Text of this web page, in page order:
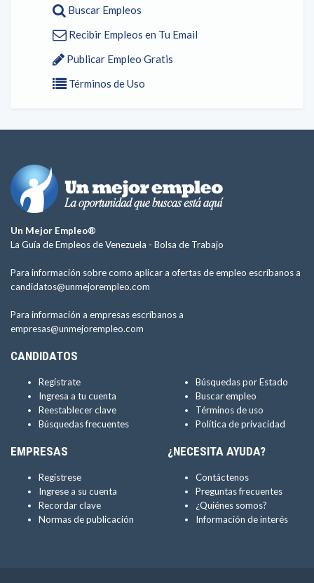
Buscar Empleos
Recibir Empleos en Tu Email
Publicar Empleo Gratis
Términos de Uso
Un Mejor Empleo®
La Guía de Empleos de Venezuela - Bolsa de Trabajo
Para información sobre como aplicar a ofertas de empleo escríbanos a
candidatos@unmejorempleo.com
Para información a empresas escríbanos a
empresas@unmejorempleo.com
CANDIDATOS
Regístrate
Ingresa a tu cuenta
Reestablecer clave
Búsquedas frecuentes
Búsquedas por Estado
Buscar empleo
Términos de uso
Política de privacidad
EMPRESAS
Regístrese
Ingrese a su cuenta
Recordar clave
Normas de publicación
¿NECESITA AYUDA?
Contáctenos
Preguntas frecuentes
¿Quiénes somos?
Información de interés